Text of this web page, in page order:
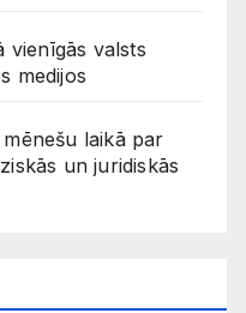
vienīgās valsts
medijos
laikā par
un juridiskās